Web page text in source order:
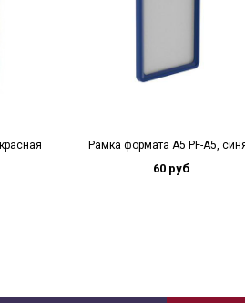
Рамка формата А5 PF-A5,
60 руб